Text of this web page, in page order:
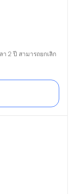
า 2 ปี สามารถยกเลิก